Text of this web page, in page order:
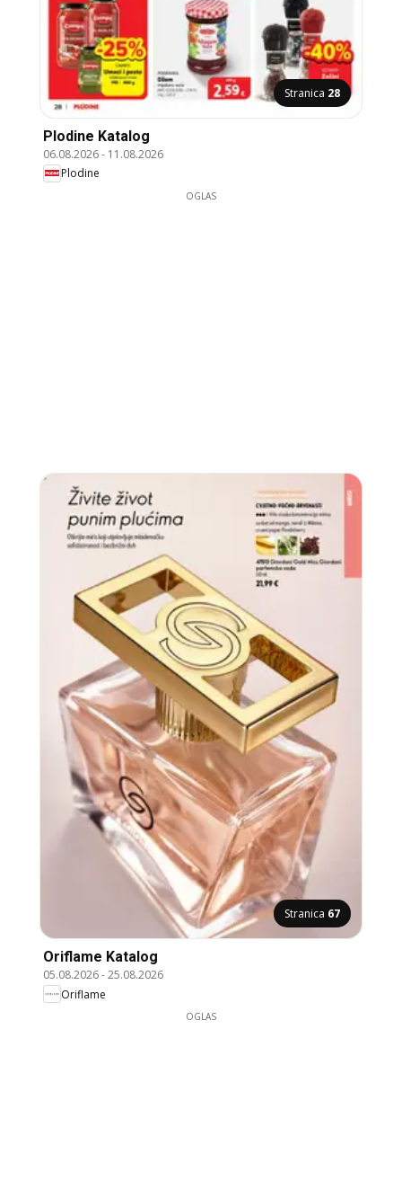
Stranica 28
Plodine Katalog
06.08.2026- 11.08.2026
Plodine
OGLAS
Stranica 67
Oriflame Katalog
05.08.2026-25.08.2026
Oriflame
OGLAS